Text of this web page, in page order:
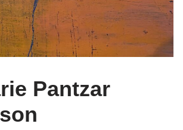
Pantzar